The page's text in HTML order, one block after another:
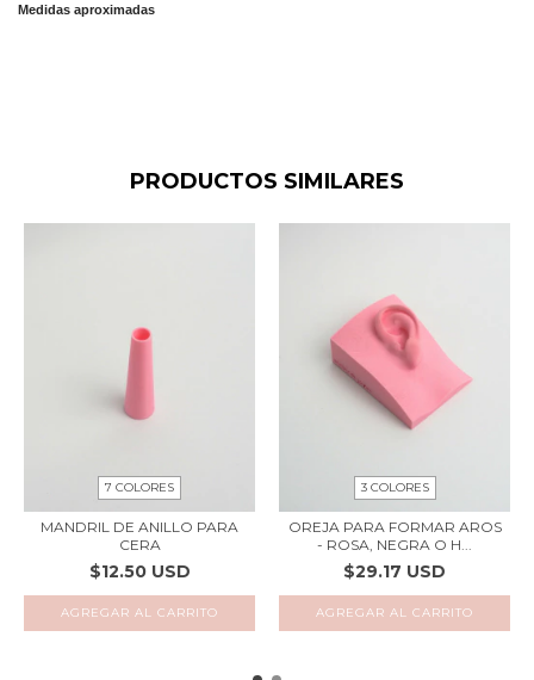
Medidas aproximadas
PRODUCTOS SIMILARES
7 COLORES
MANDRIL DE ANILLO PARA
CERA
$12.50 USD
AGREGAR AL CARRITO
3 COLORES
OREJA PARA FORMAR AROS
- ROSA, NEGRA O H...
$29.17 USD
AGREGAR AL CARRITO